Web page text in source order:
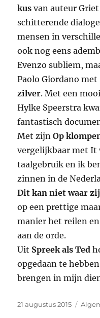
kus van auteur
schitterende
mensen in
ook nog eens
Evenzo subliem,
Paolo Giordano
zilver. Met een
Hylke Speerstra
fantastisch
Met zijnOp
vergelijkbaar met It
taalgebruik en ik
zinnen in de
Dit kan niet waar
op een prettige
manier het reilen
aan de orde.
Uit Spreek als Ted
opgedaan te
brengen in mijn
Geplaatst
21 augustus 2015